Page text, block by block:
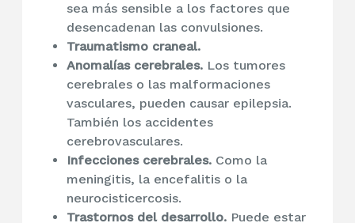
sea más sensible a los factores que
desencadenan las convulsiones.
Traumatismo craneal.
Anomalías cerebrales. Los tumores
cerebrales o las malformaciones
vasculares, pueden causar epilepsia.
También los accidentes
cerebrovasculares.
Infecciones cerebrales. Como la
meningitis, la encefalitis o la
neurocisticercosis.
Trastornos del desarrollo. Puede estar